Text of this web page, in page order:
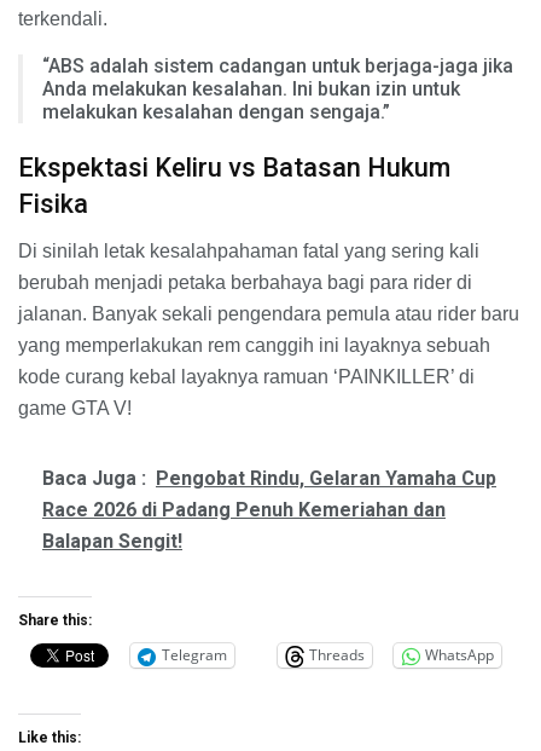
terkendali.
“ABS adalah sistem cadangan untuk berjaga-jaga jika
Anda melakukan kesalahan. Ini bukan izin untuk
melakukan kesalahan dengan sengaja.”
Ekspektasi Keliru vs Batasan Hukum
Fisika
Di sinilah letak kesalahpahaman fatal yang sering kali
berubah menjadi petaka berbahaya bagi para rider di
jalanan. Banyak sekali pengendara pemula atau rider baru
yang memperlakukan rem canggih ini layaknya sebuah
kode curang kebal layaknya ramuan ‘PAINKILLER’ di
game GTA V!
Baca Juga : Pengobat Rindu, Gelaran Yamaha Cup
Race 2026 di Padang Penuh Kemeriahan dan
Balapan Sengit!
Share this:
Telegram Threads WhatsApp
Like this: